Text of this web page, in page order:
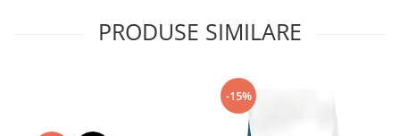
PRODUSE SIMILARE
-15%